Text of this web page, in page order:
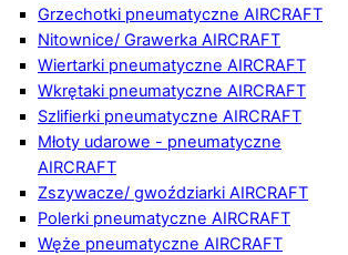
Grzechotki pneumatyczne AIRCRAFT
Nitownice/ Grawerka AIRCRAFT
Wiertarki pneumatyczne AIRCRAFT
Wkrętaki pneumatyczne AIRCRAFT
Szlifierki pneumatyczne AIRCRAFT
Młoty udarowe - pneumatyczne
AIRCRAFT
Zszywacze/ gwoździarki AIRCRAFT
Polerki pneumatyczne AIRCRAFT
Węże pneumatyczne AIRCRAFT